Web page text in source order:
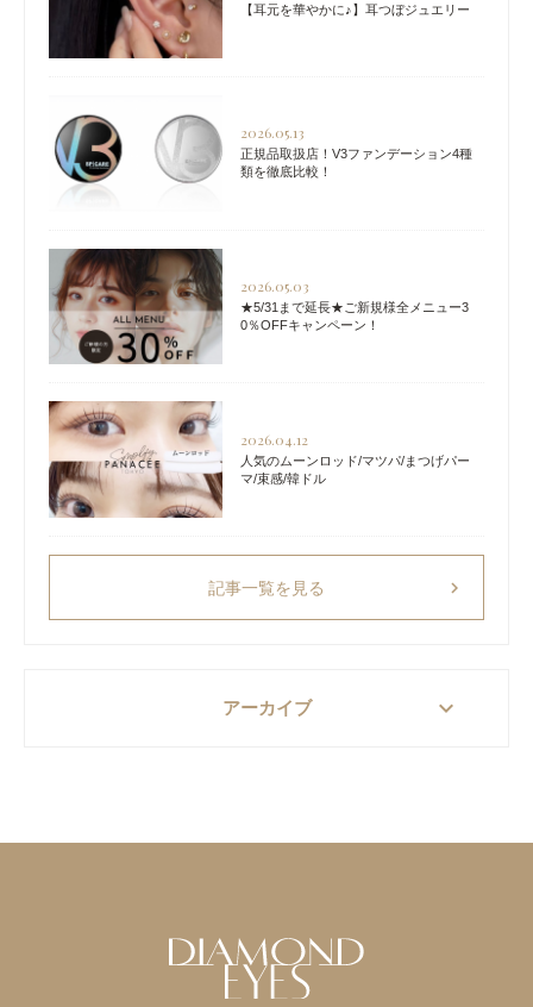
【耳元を華やかに♪】耳つぼジュエリー
2026.05.13
正規品取扱店！V3ファンデーション4種
類を徹底比較！
2026.05.03
★5/31まで延長★ご新規様全メニュー3
0％OFFキャンペーン！
2026.04.12
人気のムーンロッド/マツパ/まつげパー
マ/束感/韓ドル
記事一覧を見る chevron_right
アーカイブ keyboard_arrow_down